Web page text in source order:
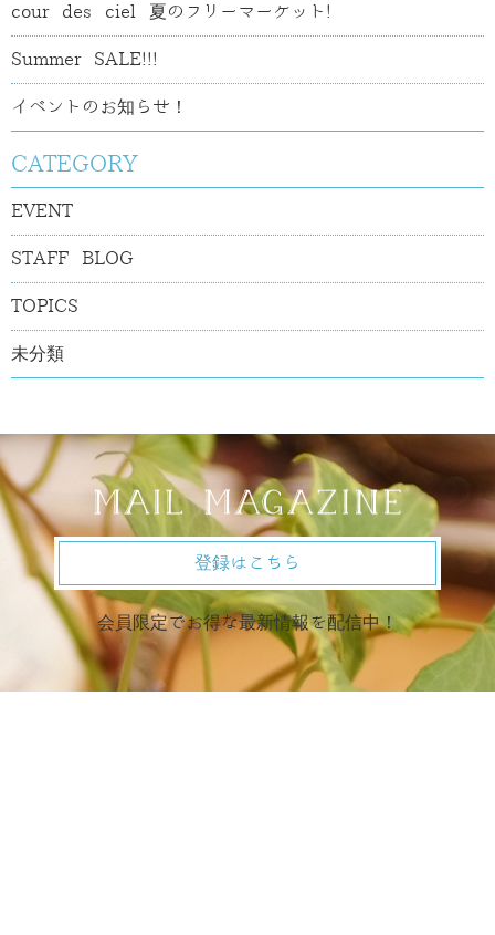
cour des ciel 夏のフリーマーケット!
Summer SALE!!!
イベントのお知らせ！
CATEGORY
EVENT
STAFF BLOG
TOPICS
未分類
登録はこちら
会員限定でお得な最新情報を配信中！